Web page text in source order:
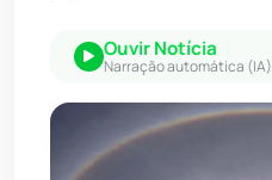
Ouvir Notícia
Narração automática (IA)